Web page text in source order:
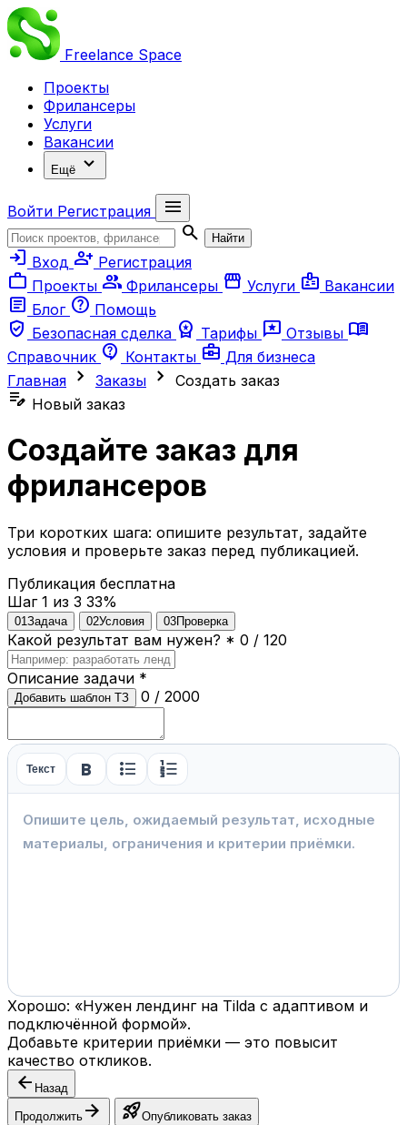
Freelance Space
Проекты
Фрилансеры
Услуги
Вакансии
Ещё expand_more
Войти Регистрация
menu
search
Найти
login Вход person_add Регистрация
work Проекты group Фрилансеры storefront Услуги badge Вакансии
article Блог help Помощь
verified_user Безопасная сделка workspace_premium Тарифы reviews Отзывы menu_book
Справочник contact_support Контакты business_center Для бизнеса
Главная chevron_right Заказы chevron_right Создать заказ
edit_note Новый заказ
Создайте заказ для
фрилансеров
Три коротких шага: опишите результат, задайте
условия и проверьте заказ перед публикацией.
Публикация бесплатна
Шаг 1 из 3 33%
01 Задача 02Условия 03Проверка
Какой результат вам нужен? * 0 / 120
Описание задачи *
Добавить шаблон ТЗ 0 / 2000
Текст format_bold format_list_bulleted format_list_numbered
Хорошо: «Нужен лендинг на Tilda с адаптивом и
подключённой формой».
Добавьте критерии приёмки — это повысит
качество откликов.
arrow_back Назад
Продолжить arrow_forward rocket_launchОпубликовать заказ